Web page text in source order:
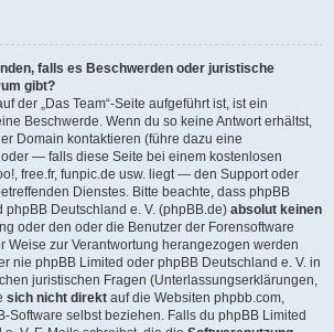
falls es Beschwerden oder juristische
gibt?
der „Das Team“-Seite aufgeführt ist, ist ein
Beschwerde. Wenn du so keine Antwort erhältst,
Domain kontaktieren (führe dazu eine
— falls diese Seite bei einem kostenlosen
free.fr, funpic.de usw. liegt — den Support oder
Dienstes. Bitte beachte, dass phpBB
phpBB Deutschland e. V. (phpBB.de) absolut keinen
oder den oder die Benutzer der Forensoftware
Weise zur Verantwortung herangezogen werden
nie phpBB Limited oder phpBB Deutschland e. V. in
juristischen Fragen (Unterlassungserklärungen,
sich nicht direkt auf die Websiten phpbb.com,
Software selbst beziehen. Falls du phpBB Limited